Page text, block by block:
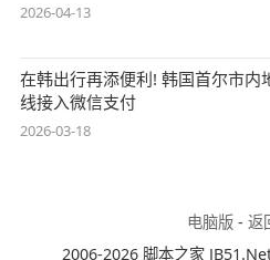
2026-04-13
在韩出行再添便利! 韩国首尔市内
线接入微信支付
2026-03-18
电脑版- 返
2006-2026 脚本之家